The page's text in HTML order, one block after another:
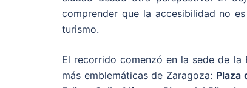
comprender que la accesibilidad no
turismo.
El recorrido comenzó en la sede de
más emblemáticas de Zaragoza: Plaza